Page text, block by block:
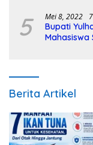
5 Mei 8, 2022
Bupati
Mahasiswa
Berita Artikel